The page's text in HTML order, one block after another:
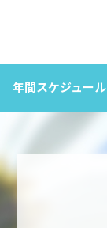
年間スケジュール